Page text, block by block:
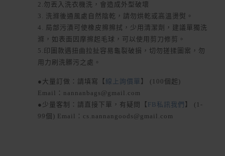
2.勿丟入洗衣機洗，會造成外型破壞
3. 洗滌後通風處自然陰乾，請勿烘乾或高溫燙熨。
4. 局部污漬可使橡皮擦擦拭，少用清潔劑，建議單獨洗
滌，如表面因摩擦起毛球，可以使用剪刀修剪。
5.印圖款遇扭曲拉扯容易龜裂破損，切勿搓揉圖案，勿
用力刷洗髒污之處。
●大量訂做：請填寫【 線上詢價單 】 (100個起)
Email：nannanbags@gmail.com
●少量客制：請直接下單，有疑問【 FB私訊我們 】 (1-
99個) Email：cs.nannangoods@gmail.com